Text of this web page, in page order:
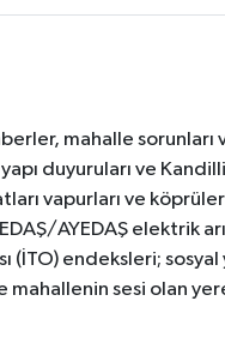
mahalle sorunları
duyuruları ve
vapurları ve
AYEDAŞ elektrik
(İTO) endeksleri;
sesi olan